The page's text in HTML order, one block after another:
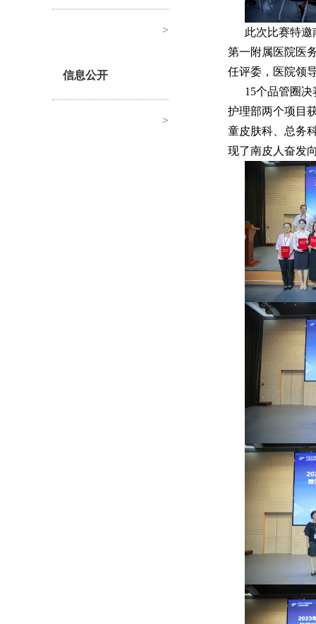
>
信息公开
>
此次比赛特
第一附属医院医
任评委，医院领
15个品管圈
护理部两个项目
童皮肤科、总务
现了南皮人奋发